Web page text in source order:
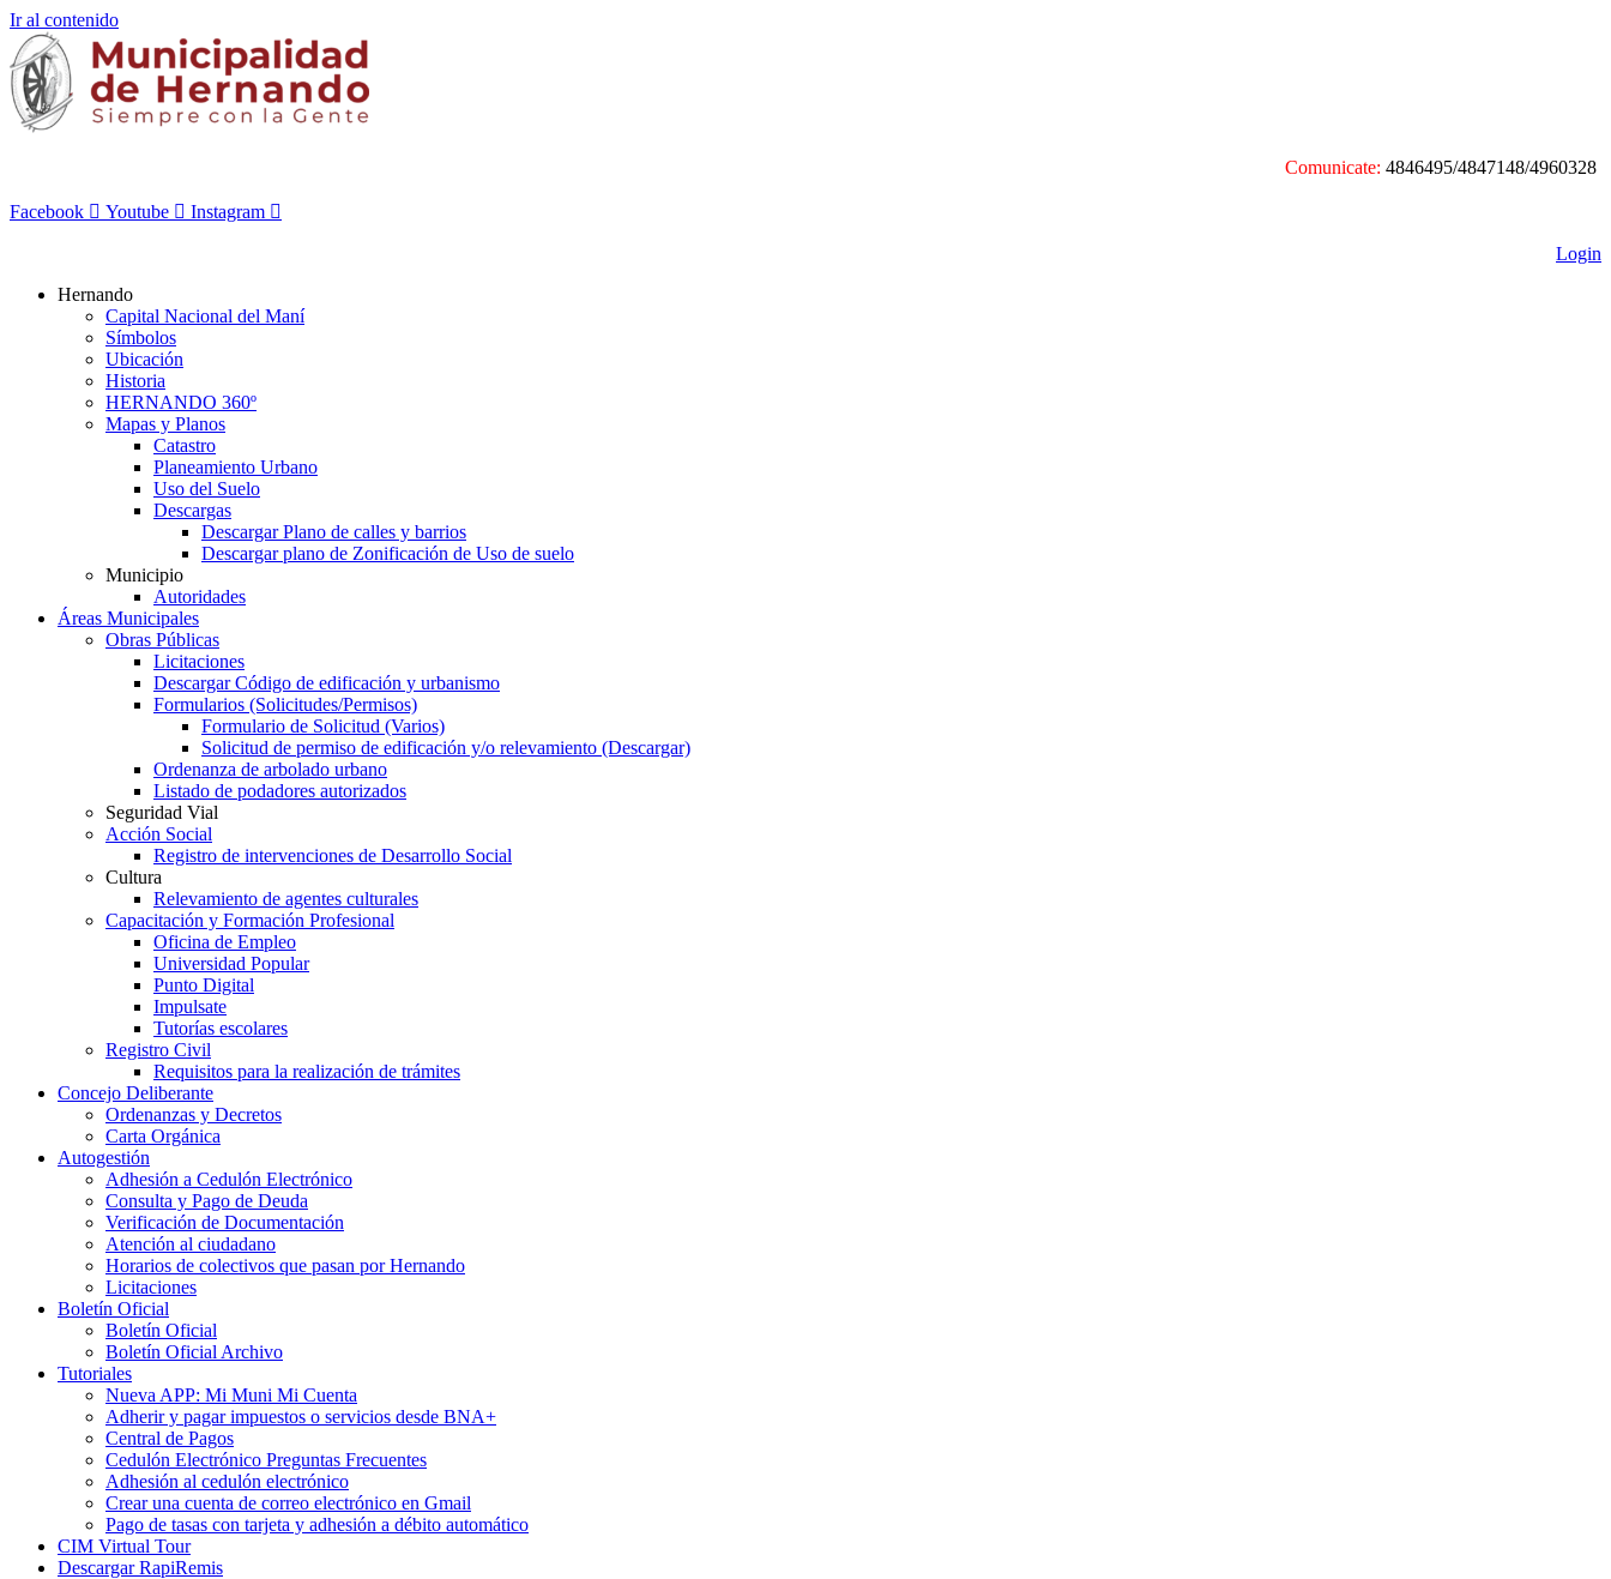
Ir al contenido
Comunicate: 4846495/4847148/4960328
Facebook Youtube Instagram
Login
Hernando
Capital Nacional del Maní
Símbolos
Ubicación
Historia
HERNANDO 360º
Mapas y Planos
Catastro
Planeamiento Urbano
Uso del Suelo
Descargas
Descargar Plano de calles y barrios
Descargar plano de Zonificación de Uso de suelo
Municipio
Autoridades
Áreas Municipales
Obras Públicas
Licitaciones
Descargar Código de edificación y urbanismo
Formularios (Solicitudes/Permisos)
Formulario de Solicitud (Varios)
Solicitud de permiso de edificación y/o relevamiento (Descargar)
Ordenanza de arbolado urbano
Listado de podadores autorizados
Seguridad Vial
Acción Social
Registro de intervenciones de Desarrollo Social
Cultura
Relevamiento de agentes culturales
Capacitación y Formación Profesional
Oficina de Empleo
Universidad Popular
Punto Digital
Impulsate
Tutorías escolares
Registro Civil
Requisitos para la realización de trámites
Concejo Deliberante
Ordenanzas y Decretos
Carta Orgánica
Autogestión
Adhesión a Cedulón Electrónico
Consulta y Pago de Deuda
Verificación de Documentación
Atención al ciudadano
Horarios de colectivos que pasan por Hernando
Licitaciones
Boletín Oficial
Boletín Oficial
Boletín Oficial Archivo
Tutoriales
Nueva APP: Mi Muni Mi Cuenta
Adherir y pagar impuestos o servicios desde BNA+
Central de Pagos
Cedulón Electrónico Preguntas Frecuentes
Adhesión al cedulón electrónico
Crear una cuenta de correo electrónico en Gmail
Pago de tasas con tarjeta y adhesión a débito automático
CIM Virtual Tour
Descargar RapiRemis